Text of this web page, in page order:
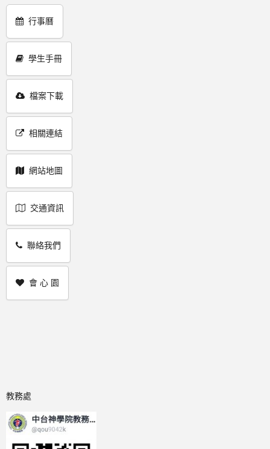
行事曆
學生手冊
檔案下載
相關連結
網站地圖
交通資訊
聯絡我們
會 心 園
教務處